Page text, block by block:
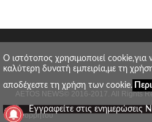
AETOS NEWS © 2016-2017. All Rights
απορρήτου
O ιστότοπος χρησιμοποιεί cookie,για
καλύτερη δυνατή εμπειρία,με τη
αποδέχεστε τη χρήση των cookie.
_ Εγγραφείτε στις ενημερώσεις